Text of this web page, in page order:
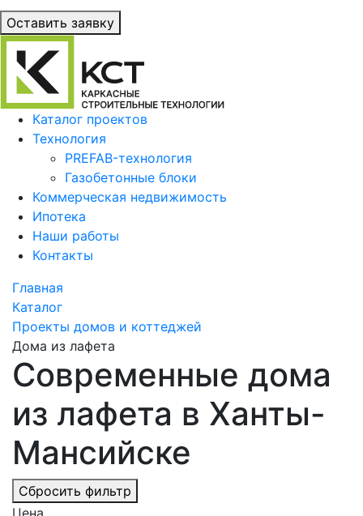
Оставить заявку
Каталог проектов
Технология
PREFAB-технология
Газобетонные блоки
Коммерческая недвижимость
Ипотека
Наши работы
Контакты
Главная
Каталог
Проекты домов и коттеджей
Дома из лафета
Современные дома
из лафета в Ханты-
Мансийске
Сбросить фильтр
Цена